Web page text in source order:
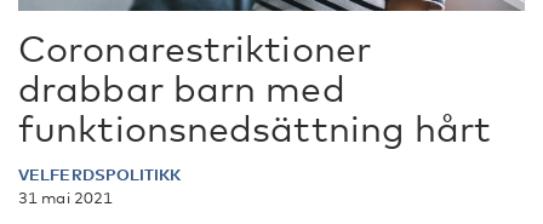
Coronarestriktioner
drabbar barn med
funktionsnedsättning hårt
VELFERDSPOLITIKK
31 mai 2021